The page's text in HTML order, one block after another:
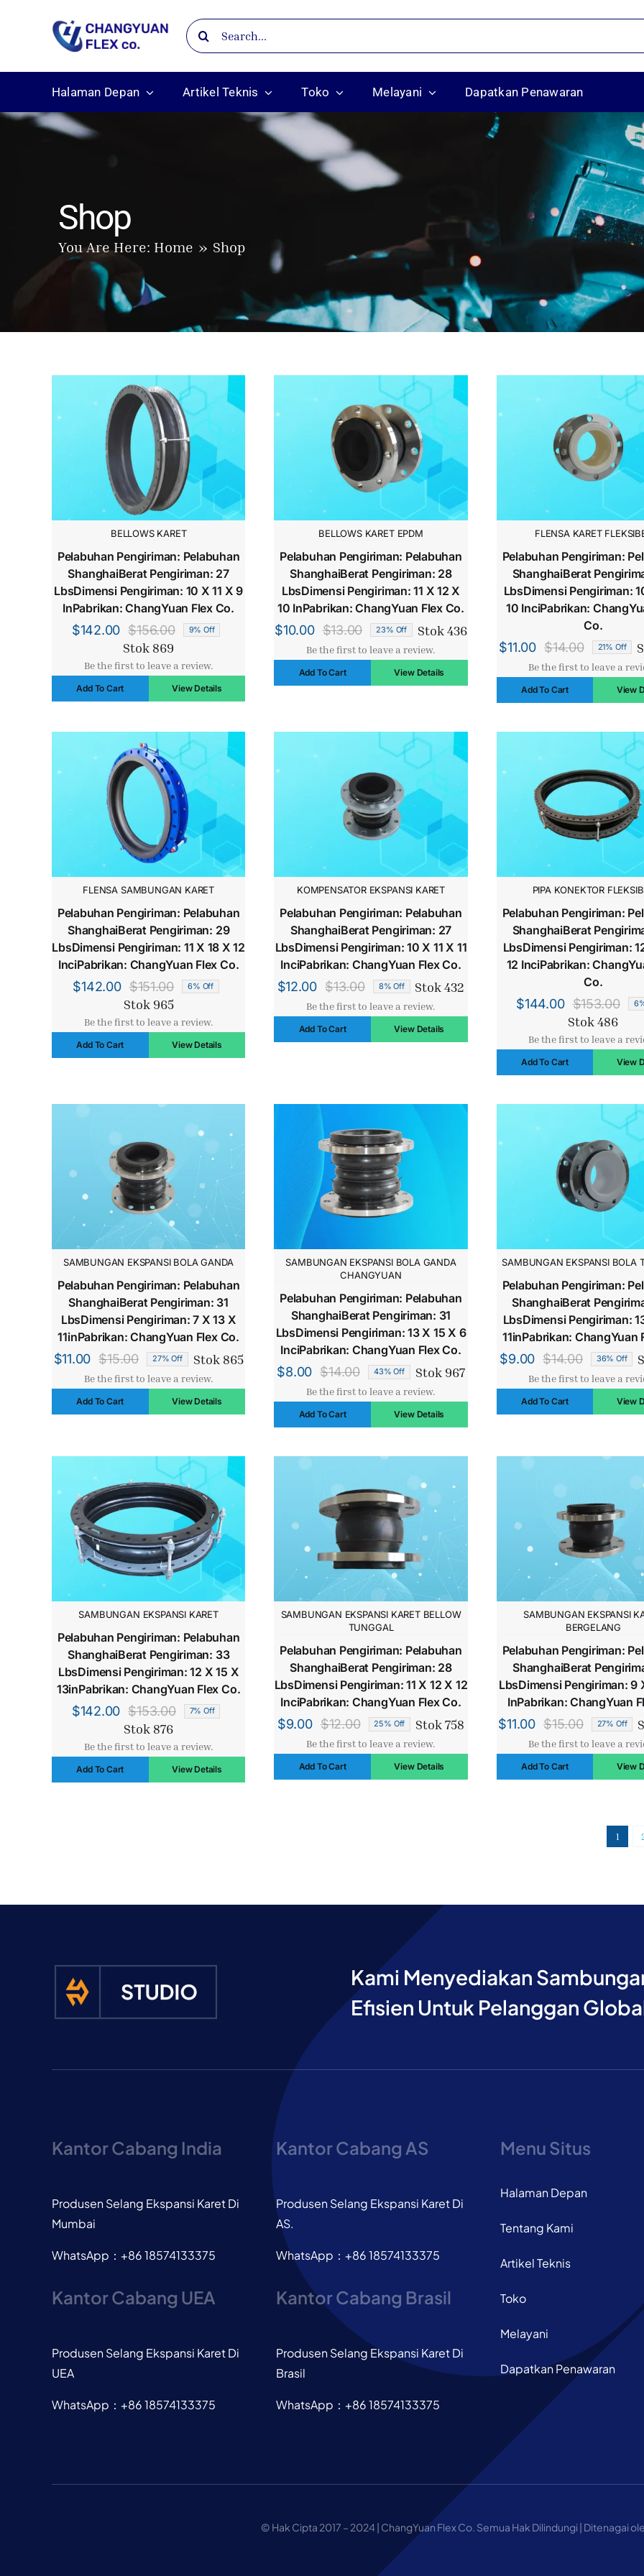
content
Search
for:
Halaman Depan Artikel Teknis Toko Melayani Dapatkan Penawaran
Shop
You Are Here: Home Shop
BELLOWS KARET
Pelabuhan Pengiriman: Pelabuhan
ShanghaiBerat Pengiriman: 27
LbsDimensi Pengiriman: 10 X 11 X 9
InPabrikan: ChangYuan Flex Co.
$156.00
Harga
adalah:
$142.00
Harga
ini
9% Off
Stok 869
Be the first to leave a review.
Add To Cart View Details
BELLOWS KARET EPDM
Pelabuhan Pengiriman: Pelabuhan
ShanghaiBerat Pengiriman: 28
LbsDimensi Pengiriman: 11 X 12 X
10 InPabrikan: ChangYuan Flex Co.
$13.00
Harga
aslinya
adalah:
$10.00
Harga
saat
23% Off Stok 436
Be the first to leave a review.
Add To Cart View Details
FLENSA KARET
Pelabuhan Pengiriman:
ShanghaiBerat
LbsDimensi Pengiriman:
10 InciPabrikan:
Co.
$14.00
Harga
aslinya
adalah:
$11.00
Harga
saat
$11.00.
21% Off
Be the first to leave a
Add To Cart View
FLENSA SAMBUNGAN KARET
Pelabuhan Pengiriman: Pelabuhan
ShanghaiBerat Pengiriman: 29
LbsDimensi Pengiriman: 11 X 18 X 12
InciPabrikan: ChangYuan Flex Co.
$151.00
Harga
adalah:
$142.00
Harga
ini
6% Off
Stok 965
Be the first to leave a review.
Add To Cart View Details
KOMPENSATOR EKSPANSI KARET
Pelabuhan Pengiriman: Pelabuhan
ShanghaiBerat Pengiriman: 27
LbsDimensi Pengiriman: 10 X 11 X 11
InciPabrikan: ChangYuan Flex Co.
$13.00
Harga
aslinya
adalah:
$12.00
Harga
saat
8% Off Stok 432
Be the first to leave a review.
Add To Cart View Details
PIPA KONEKTOR
Pelabuhan Pengiriman:
ShanghaiBerat
LbsDimensi Pengiriman:
12 InciPabrikan:
Co.
$153.00
$144.00
ini
Stok 486
Be the first to leave a
Add To Cart View
SAMBUNGAN EKSPANSI BOLA GANDA
Pelabuhan Pengiriman: Pelabuhan
ShanghaiBerat Pengiriman: 31
LbsDimensi Pengiriman: 7 X 13 X
11inPabrikan: ChangYuan Flex Co.
$15.00
Harga
aslinya
adalah:
$11.00
Harga
saat
27% Off Stok 865
Be the first to leave a review.
Add To Cart View Details
SAMBUNGAN EKSPANSI BOLA GANDA
CHANGYUAN
Pelabuhan Pengiriman: Pelabuhan
ShanghaiBerat Pengiriman: 31
LbsDimensi Pengiriman: 13 X 15 X 6
InciPabrikan: ChangYuan Flex Co.
$14.00
Harga
aslinya
adalah:
$8.00
Harga
saat
$8.00.
43% Off Stok 967
Be the first to leave a review.
Add To Cart View Details
SAMBUNGAN EKSPANSI BOLA
Pelabuhan Pengiriman:
ShanghaiBerat
LbsDimensi Pengiriman:
11inPabrikan: ChangYuan
$14.00
Harga
aslinya
adalah:
$9.00
Harga
saat
36% Off
Be the first to leave a
Add To Cart View
SAMBUNGAN EKSPANSI KARET
Pelabuhan Pengiriman: Pelabuhan
ShanghaiBerat Pengiriman: 33
LbsDimensi Pengiriman: 12 X 15 X
13inPabrikan: ChangYuan Flex Co.
$153.00
Harga
adalah:
$142.00
Harga
ini
7% Off
Stok 876
Be the first to leave a review.
Add To Cart View Details
SAMBUNGAN EKSPANSI KARET BELLOW
TUNGGAL
Pelabuhan Pengiriman: Pelabuhan
ShanghaiBerat Pengiriman: 28
LbsDimensi Pengiriman: 11 X 12 X 12
InciPabrikan: ChangYuan Flex Co.
$12.00
Harga
aslinya
adalah:
$9.00
Harga
saat
25% Off Stok 758
Be the first to leave a review.
Add To Cart View Details
SAMBUNGAN EKSPANSI
BERGELANG
Pelabuhan Pengiriman:
ShanghaiBerat
LbsDimensi Pengiriman: 9
InPabrikan: ChangYuan
$15.00
Harga
aslinya
adalah:
$11.00
Harga
saat
27% Off
Be the first to leave a
Add To Cart View
1
Kami Menyediakan
Efisien Untuk Pelanggan
Kantor Cabang India
Produsen Selang Ekspansi Karet Di
Mumbai
WhatsApp：+86 18574133375
Kantor Cabang UEA
Produsen Selang Ekspansi Karet Di
UEA
WhatsApp：+86 18574133375
Kantor Cabang AS
Produsen Selang Ekspansi Karet Di
AS.
WhatsApp：+86 18574133375
Kantor Cabang Brasil
Produsen Selang Ekspansi Karet Di
Brasil
WhatsApp：+86 18574133375
Menu Situs
Halaman Depan
Tentang Kami
Artikel Teknis
Toko
Melayani
Dapatkan Penawaran
© Hak Cipta 2017 – 2024 | ChangYuan Flex Co. Semua Hak Dilindungi | Ditenagai